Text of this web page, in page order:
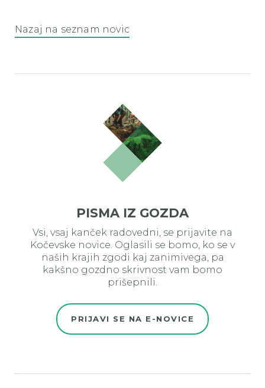
Nazaj na seznam novic
PISMA IZ GOZDA
Vsi, vsaj kanček radovedni, se prijavite na
Kočevske novice. Oglasili se bomo, ko se v
naših krajih zgodi kaj zanimivega, pa
kakšno gozdno skrivnost vam bomo
prišepnili.
PRIJAVI SE NA E-NOVICE